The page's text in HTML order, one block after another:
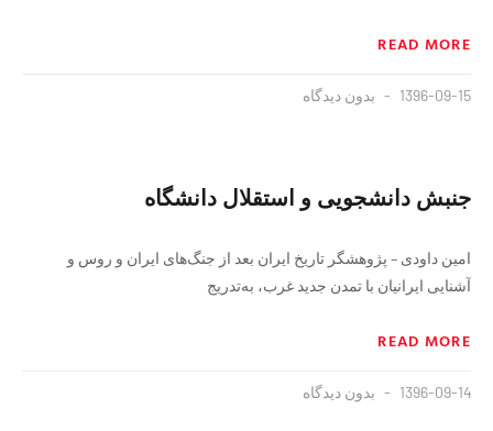
READ MORE
1396-09-15 بدون دیدگاه
جنبش دانشجویی و استقلال دانشگاه
امین داودی – پژوهشگر تاریخ ایران بعد از جنگ‌های ایران و روس و
آشنایی ایرانیان با تمدن جدید غرب، به‌تدریج
READ MORE
1396-09-14 بدون دیدگاه